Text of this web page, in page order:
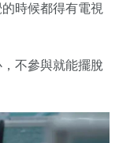
時候都得有電視
不參與就能擺脫